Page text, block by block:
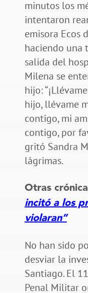
minutos los
intentaron
emisora Ecos
haciendo una
salida del
Milena se
hijo:
hijo, llévame
contigo, mi
contigo, por
gritó Sandra
lágrimas.
Otras
incitó a los
violaran”
No han sido
desviar la
Santiago. El
Penal Militar